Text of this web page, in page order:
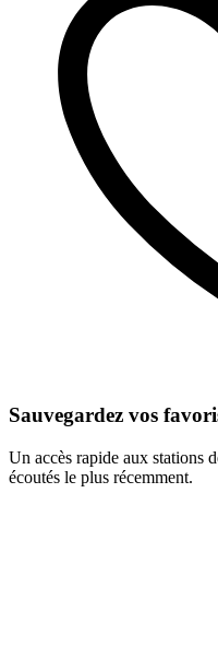
Sauvegardez vos
Un accès rapide aux stations
écoutés le plus récemment.